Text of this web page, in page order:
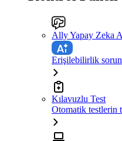
Ally Yapay Zeka
Erişilebilirlik
Kılavuzlu Test
Otomatik testlerin